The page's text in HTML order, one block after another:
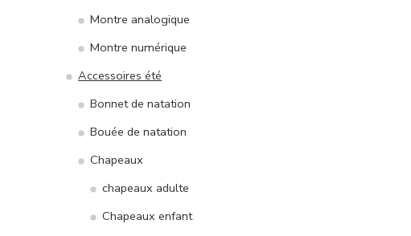
Montre analogique
Montre numérique
Accessoires été
Bonnet de natation
Bouée de natation
Chapeaux
chapeaux adulte
Chapeaux enfant